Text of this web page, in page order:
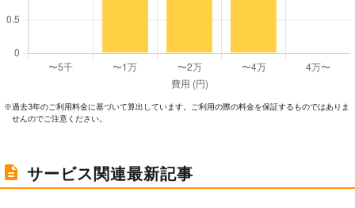
※過去3年のご利⽤料⾦に基づいて算出しています。ご利⽤の際の料⾦を保証するものではありま
せんのでご注意ください。
サービス関連最新記事